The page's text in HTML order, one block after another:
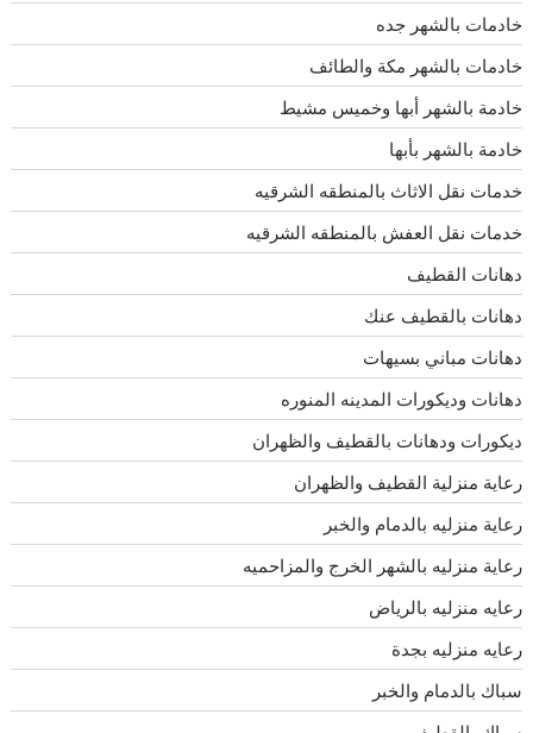
خادمات بالشهر جده
خادمات بالشهر مكة والطائف
خادمة بالشهر أبها وخميس مشيط
خادمة بالشهر بأبها
خدمات نقل الاثاث بالمنطقه الشرقيه
خدمات نقل العفش بالمنطقه الشرقيه
دهانات القطيف
دهانات بالقطيف عنك
دهانات مباني بسيهات
دهانات وديكورات المدينه المنوره
ديكورات ودهانات بالقطيف والظهران
رعاية منزلية القطيف والظهران
رعاية منزليه بالدمام والخبر
رعاية منزليه بالشهر الخرج والمزاحميه
رعايه منزليه بالرياض
رعايه منزليه بجدة
سباك بالدمام والخبر